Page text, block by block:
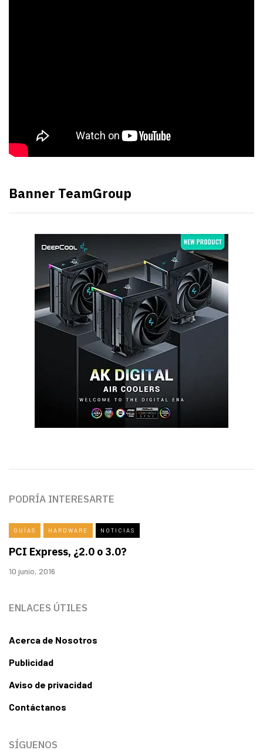
Banner TeamGroup
PODRÍA INTERESARTE
GUÍAS HARDWARE NOTICIAS
PCI Express, ¿2.0 o 3.0?
10 junio, 2016
ENLACES ÚTILES
Acerca de Nosotros
Publicidad
Aviso de privacidad
Contáctanos
SÍGUENOS